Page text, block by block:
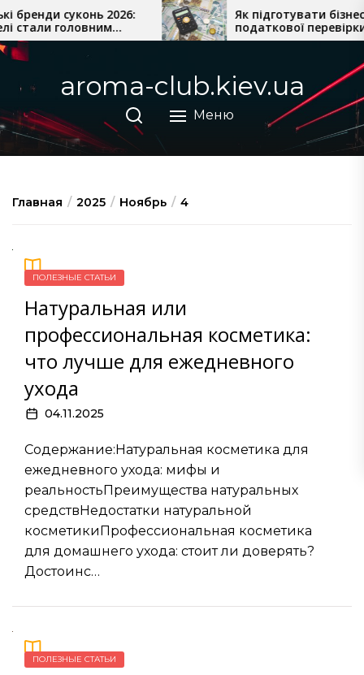
Перейти
к
содержимому
суконь 2026:
головним
Як підготувати бізнес до
податкової перевірки
aroma-club.kiev.ua
Меню
Главная 2025 Ноябрь 4
ПОЛЕЗНЫЕ СТАТЬИ
Натуральная или
профессиональная косметика:
что лучше для ежедневного
ухода
04.11.2025
Содержание:Натуральная косметика для
ежедневного ухода: мифы и
реальностьПреимущества натуральных
средствНедостатки натуральной
косметикиПрофессиональная косметика
для домашнего ухода: стоит ли доверять?
Достоинс…
ПОЛЕЗНЫЕ СТАТЬИ